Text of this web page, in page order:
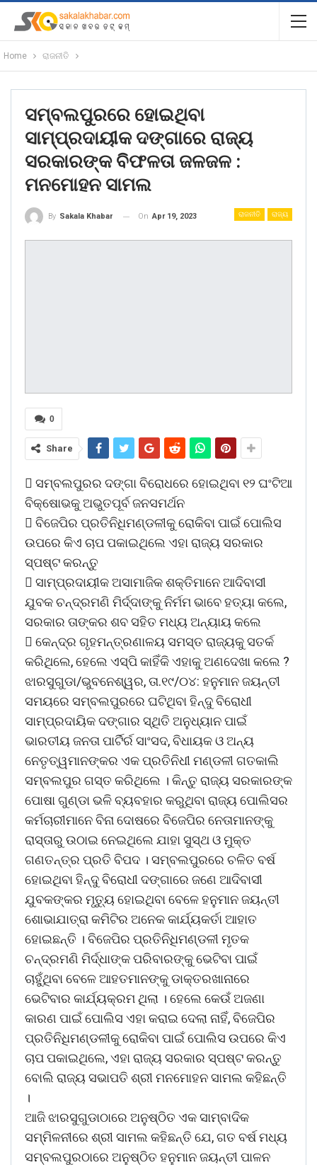
Home ରାଜନୀତି
ସମ୍ବଲପୁରରେ ହୋଇଥିବା
ସାମ୍ପ୍ରଦାୟୀକ ଦଙ୍ଗାରେ ରାଜ୍ୟ
ସରକାରଙ୍କ ବିଫଳତା ଜଳଜଳ :
ମନମୋହନ ସାମଲ
ରାଜନୀତି ରାଜ୍ୟ
By Sakala Khabar On Apr 19, 2023
0
Share
 ସମ୍ବଲପୁରର ଦଙ୍ଗା ବିରୋଧରେ ହୋଇଥିବା ୧୨ ଘଂଟିଆ
ବିକ୍ଷୋଭକୁ ଅଭୁତପୂର୍ବ ଜନସମର୍ଥନ
 ବିଜେପିର ପ୍ରତିନିଧିମଣ୍ଡଳୀକୁ ରୋକିବା ପାଇଁ ପୋଲିସ
ଉପରେ କିଏ ଚାପ ପକାଇଥିଲେ ଏହା ରାଜ୍ୟ ସରକାର
ସ୍ପଷ୍ଟ କରନ୍ତୁ
 ସାମ୍ପ୍ରଦାୟୀକ ଅସାମାଜିକ ଶକ୍ତିମାନେ ଆଦିବାସୀ
ଯୁବକ ଚନ୍ଦ୍ରମଣି ମିର୍ଦ୍ଦାଙ୍କୁ ନିର୍ମମ ଭାବେ ହତ୍ୟା କଲେ,
ସରକାର ତାଙ୍କର ଶବ ସହିତ ମଧ୍ୟ ଅନ୍ୟାୟ କଲେ
 କେନ୍ଦ୍ର ଗୃହମନ୍ତ୍ରଣାଳୟ ସମସ୍ତ ରାଜ୍ୟକୁ ସତର୍କ
କରିଥିଲେ, ହେଲେ ଏସ୍ପି କାହିଁକି ଏହାକୁ ଅଣଦେଖା କଲେ ?
ଝାରସୁଗୁଡା/ଭୁବନେଶ୍ୱର, ତା.୧୯/୦୪: ହନୁମାନ ଜୟନ୍ତୀ
ସମୟରେ ସମ୍ବଲପୁରରେ ଘଟିଥିବା ହିନ୍ଦୁ ବିରୋଧୀ
ସାମ୍ପ୍ରଦାୟିକ ଦଙ୍ଗାର ସ୍ଥିତି ଅନୁଧ୍ୟାନ ପାଇଁ
ଭାରତୀୟ ଜନତା ପାର୍ଟିର୍ର ସାଂସଦ, ବିଧାୟକ ଓ ଅନ୍ୟ
ନେତୃତ୍ୱମାନଙ୍କର ଏକ ପ୍ରତିନିଧୀ ମଣ୍ଡଳୀ ଗତକାଲି
ସମ୍ବଲପୁର ଗସ୍ତ କରିଥିଲେ । କିନ୍ତୁ ରାଜ୍ୟ ସରକାରଙ୍କ
ପୋଷା ଗୁଣ୍ଡା ଭଳି ବ୍ୟବହାର କରୁଥିବା ରାଜ୍ୟ ପୋଲିସର
କର୍ମଚାରୀମାନେ ବିନା ଦୋଷରେ ବିଜେପିର ନେତାମାନଙ୍କୁ
ରାସ୍ତାରୁ ଉଠାଇ ନେଇଥିଲେ ଯାହା ସୁସ୍ଥ ଓ ମୁକ୍ତ
ଗଣତନ୍ତ୍ର ପ୍ରତି ବିପଦ । ସମ୍ବଲପୁରରେ ଚଳିତ ବର୍ଷ
ହୋଇଥିବା ହିନ୍ଦୁ ବିରୋଧୀ ଦଙ୍ଗାରେ ଜଣେ ଆଦିବାସୀ
ଯୁବକଙ୍କର ମୃତୁ୍ୟ ହୋଇଥିବା ବେଳେ ହନୁମାନ ଜୟନ୍ତୀ
ଶୋଭାଯାତ୍ରା କମିଟିର ଅନେକ କାର୍ଯ୍ୟକର୍ତା ଆହାତ
ହୋଇଛନ୍ତି । ବିଜେପିର ପ୍ରତିନିଧିମଣ୍ଡଳୀ ମୃତକ
ଚନ୍ଦ୍ରମଣି ମିର୍ଦ୍ଧାଙ୍କ ପରିବାରଙ୍କୁ ଭେଟିବା ପାଇଁ
ଚାହୁଁଥିବା ବେଳେ ଆହତମାନଙ୍କୁ ଡାକ୍ତରଖାନାରେ
ଭେଟିବାର କାର୍ଯ୍ୟକ୍ରମ ଥିଲା । ହେଲେ କେଉଁ ଅଜଣା
କାରଣ ପାଇଁ ପୋଲିସ ଏହା କରାଇ ଦେଲା ନାହିଁ, ବିଜେପିର
ପ୍ରତିନିଧିମଣ୍ଡଳୀକୁ ରୋକିବା ପାଇଁ ପୋଲିସ ଉପରେ କିଏ
ଚାପ ପକାଇଥିଲେ, ଏହା ରାଜ୍ୟ ସରକାର ସ୍ପଷ୍ଟ କରନ୍ତୁ
ବୋଲି ରାଜ୍ୟ ସଭାପତି ଶ୍ରୀ ମନମୋହନ ସାମଲ କହିଛନ୍ତି
।
ଆଜି ଝାରସୁଗୁଡାଠାରେ ଅନୁଷ୍ଠିତ ଏକ ସାମ୍ବାଦିକ
ସମ୍ମିଳନୀରେ ଶ୍ରୀ ସାମଲ କହିଛନ୍ତି ଯେ, ଗତ ବର୍ଷ ମଧ୍ୟ
ସମ୍ବଲପୁରଠାରେ ଅନୁଷ୍ଠିତ ହନୁମାନ ଜୟନ୍ତୀ ପାଳନ